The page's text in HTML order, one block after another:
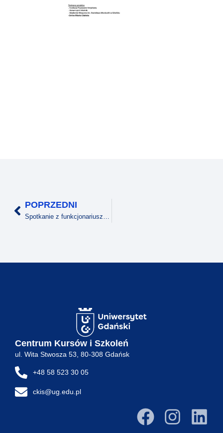
POPRZEDNI
Centrum Kursów i Szkoleń
ul. Wita Stwosza 53, 80-308 Gdańsk
+48 58 523 30 05
ckis@ug.edu.pl